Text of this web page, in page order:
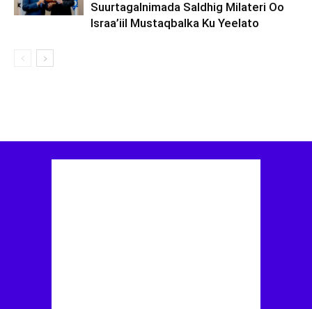
Suurtagalnimada Saldhig Milateri Oo
Israa’iil Mustaqbalka Ku Yeelato